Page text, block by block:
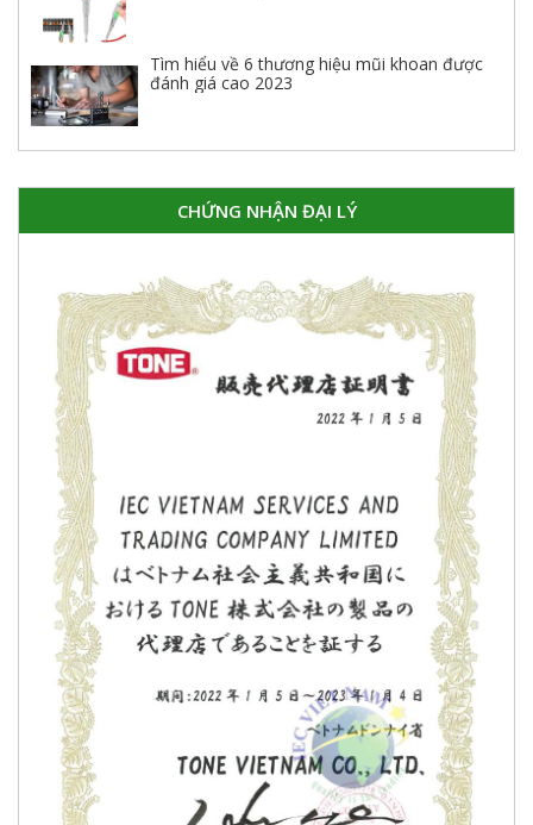
Tìm hiểu về 6 thương hiệu mũi khoan được
đánh giá cao 2023
CHỨNG NHẬN ĐẠI LÝ